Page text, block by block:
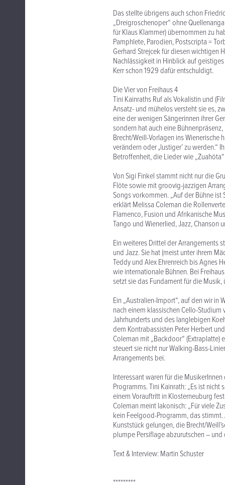
Das stellte übrigens auch schon
„Dreigroschenoper“ ohne
für Klaus Klammer) übernommen zu
Pamphlete, Parodien, Postscripta =
Gerhard Strejcek für diesen wichtigen
Nachlässigkeit in Hinblick auf
Kerr schon 1929 dafür entschuldigt.
Die Vier von Freihaus 4
Tini Kainraths Ruf als Vokalistin und
Ansatz- und mühelos versteht sie es,
eine der wenigen Sängerinnen ihrer
sondern hat auch eine
Brecht/Weill-Vorlagen ins Wienerische
verändern oder ‚lustiger’ zu werden.“
Betroffenheit, die Lieder wie
Von Sigi Finkel stammt nicht nur die
Flöte sowie mit groovig-jazzigen
Songs vorkommen. „Auf der Bühne
erklärt Melissa Coleman die
Flamenco, Fusion und Afrikanische
Tango und Wienerlied, Jazz, Chanson
Ein weiteres Drittel der Arrangements
und Jazz. Sie hat (meist unter ihrem
Teddy und Alex Ehrenreich bis Agnes
wie internationale Bühnen. Bei
setzt sie das Fundament für die
Ein „Australien-Import“, auf den wir in
nach einem klassischen Cello-
Jahrhunderts und des langlebigen
dem Kontrabassisten Peter Herbert
Coleman mit „Backdoor“ (Extraplatte)
steuert sie nicht nur Walking-Bass-
Arrangements bei.
Interessant waren für die
Programms. Tini Kainrath: „Es ist
einem Vorauftritt in Klosterneuburg
Coleman meint lakonisch: „Für viele
kein Feelgood-Programm, das
Kunststück gelungen, die Brecht/
plumpe Persiflage abzurutschen –
Text & Interview: Martin Schuster
*********